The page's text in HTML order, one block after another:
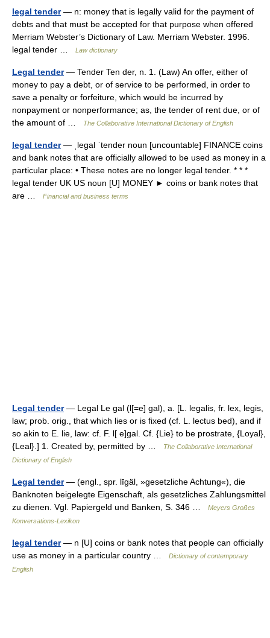
legal tender— n: money that is legally valid for the payment of
debts and that must be accepted for that purpose when offered
Merriam Webster’s Dictionary of Law. Merriam Webster. 1996.
legal tender …
Law dictionary
Legal tender— Tender Ten der, n. 1. (Law) An offer, either of
money to pay a debt, or of service to be performed, in order to
save a penalty or forfeiture, which would be incurred by
nonpayment or nonperformance; as, the tender of rent due, or of
the amount of …
The Collaborative International Dictionary of English
legal tender— ˌlegal ˈtender noun [uncountable] FINANCE coins
and bank notes that are officially allowed to be used as money in a
particular place: • These notes are no longer legal tender. * * *
legal tender UK US noun [U] MONEY ► coins or bank notes that
are …
Financial and business terms
Legal tender— Legal Le gal (l[=e] gal), a. [L. legalis, fr. lex, legis,
law; prob. orig., that which lies or is fixed (cf. L. lectus bed), and if
so akin to E. lie, law: cf. F. l[ e]gal. Cf. {Lie} to be prostrate, {Loyal},
{Leal}.] 1. Created by, permitted by …
The Collaborative International
Dictionary of English
Legal tender— (engl., spr. līgäl, »gesetzliche Achtung«), die
Banknoten beigelegte Eigenschaft, als gesetzliches Zahlungsmittel
zu dienen. Vgl. Papiergeld und Banken, S. 346 …
Meyers Großes
Konversations-Lexikon
legal tender— n [U] coins or bank notes that people can officially
use as money in a particular country …
Dictionary of contemporary
English